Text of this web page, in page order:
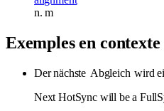
n.m
Exemples en contexte
Der nächste Abgleich wird
Next HotSync will be a